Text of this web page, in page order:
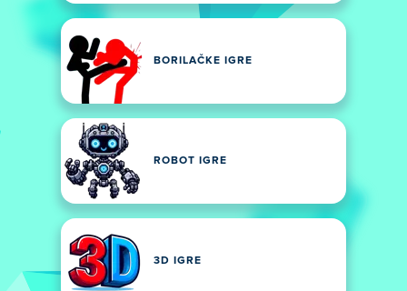
BORILAČKE IGRE
ROBOT IGRE
3D IGRE